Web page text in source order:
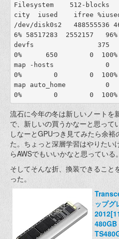
Filesystem    512-blocks
city  iused    ifree %iused
/dev/disk0s2   488555536
6% 58517283  2552157
devfs                375
0%      650        0
map -hosts
0%        0        0
map auto_home
流石に今年の冬は新しいノートを
で、新しいの買うかなーと思って
しなーとGPUつき見てみたら余
た。ちょっと深層学習はやりたい
らAWSでもいいかなと思っている。
そしてそんな折、換装できること
った。
ップグ